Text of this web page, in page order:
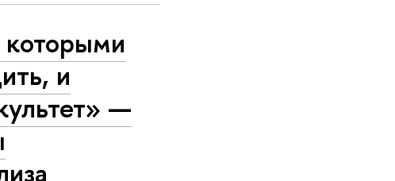
которыми
и
—